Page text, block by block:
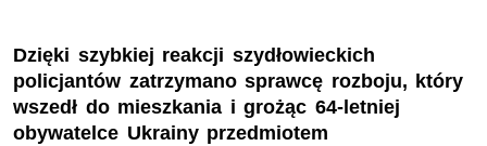
Dzięki szybkiej reakcji szydłowieckich
policjantów zatrzymano sprawcę rozboju, który
wszedł do mieszkania i grożąc 64-letniej
obywatelce Ukrainy przedmiotem